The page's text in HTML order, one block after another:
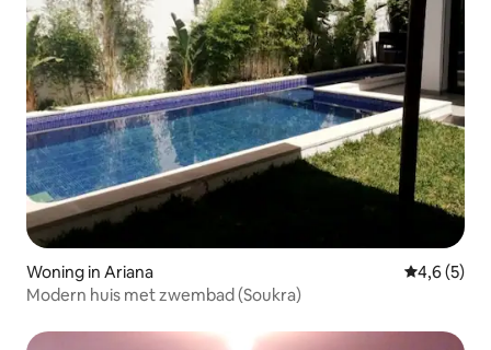
Woning in Ariana
4,6 (5)
Modern huis met zwembad (Soukra)